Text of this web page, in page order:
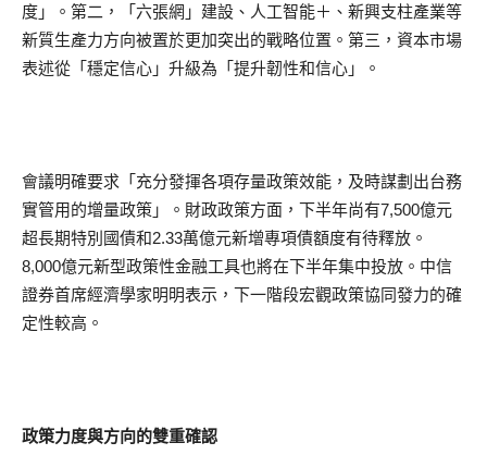
度」。第二，「六張網」建設、人工智能＋、新興支柱產業等
新質生產力方向被置於更加突出的戰略位置。第三，資本市場
表述從「穩定信心」升級為「提升韌性和信心」。
會議明確要求「充分發揮各項存量政策效能，及時謀劃出台務
實管用的增量政策」。財政政策方面，下半年尚有7,500億元
超長期特別國債和2.33萬億元新增專項債額度有待釋放。
8,000億元新型政策性金融工具也將在下半年集中投放。中信
證券首席經濟學家明明表示，下一階段宏觀政策協同發力的確
定性較高。
政策力度與方向的雙重確認